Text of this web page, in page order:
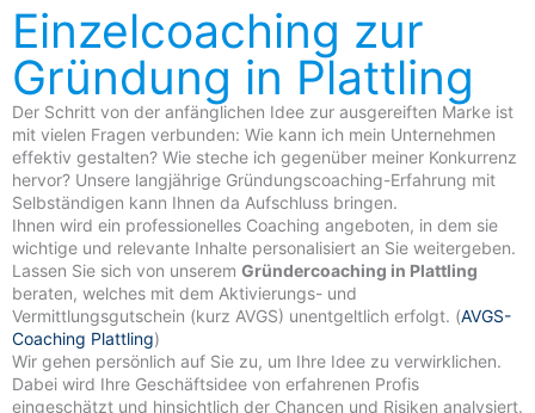
Einzelcoaching zur
Gründung in Plattling
Der Schritt von der anfänglichen Idee zur ausgereiften Marke ist
mit vielen Fragen verbunden: Wie kann ich mein Unternehmen
effektiv gestalten? Wie steche ich gegenüber meiner Konkurrenz
hervor? Unsere langjährige Gründungscoaching-Erfahrung mit
Selbständigen kann Ihnen da Aufschluss bringen.
Ihnen wird ein professionelles Coaching angeboten, in dem sie
wichtige und relevante Inhalte personalisiert an Sie weitergeben.
Lassen Sie sich von unserem Gründercoaching in Plattling
beraten, welches mit dem Aktivierungs- und
Vermittlungsgutschein (kurz AVGS) unentgeltlich erfolgt. (AVGS-
Coaching Plattling)
Wir gehen persönlich auf Sie zu, um Ihre Idee zu verwirklichen.
Dabei wird Ihre Geschäftsidee von erfahrenen Profis
eingeschätzt und hinsichtlich der Chancen und Risiken analysiert.